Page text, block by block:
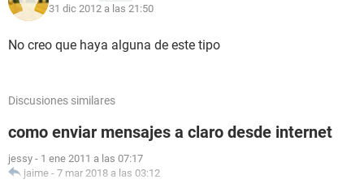
31 dic 2012 a las 21:50
No creo que haya alguna de este tipo
Discusiones similares
como enviar mensajes a claro desde internet
jessy - 1 ene 2011 a las 07:17
jaime - 7 mar 2018 a las 03:12